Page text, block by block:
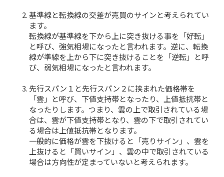
基準線と転換線の交差が売買のサインと考えられてい
ます。
転換線が基準線を下から上に突き抜ける事を「好転」
と呼び、強気相場になったと言われます。逆に、転換
線が準線を上から下に突き抜けることを「逆転」と呼
び、弱気相場になったと言われます。
先行スパン１と先行スパン２に挟まれた価格帯を
「雲」と呼び、下値支持帯となったり、上値抵抗帯と
なったりします。つまり、雲の上で取引されている場
合は、雲が下値支持帯となり、雲の下で取引されてい
る場合は上値抵抗帯となります。
一般的に価格が雲を下抜けると「売りサイン」、雲を
上抜けると「買いサイン」、雲の中で取引されている
場合は方向性が定まっていないと考えられます。